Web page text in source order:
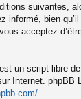
suivantes,
informé, bien
acceptez
un script libre
Internet. phpBB